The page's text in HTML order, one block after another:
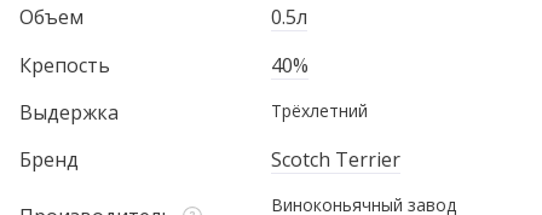
Объем
0.5л
Крепость
40%
Выдержка
Трёхлетний
Бренд Scotch Terrier
Виноконьячный завод